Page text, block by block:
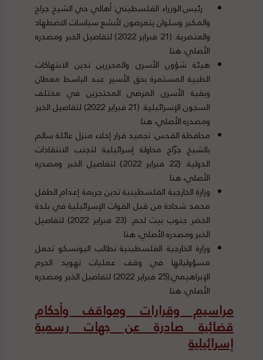
رئيس الوزراء الفلسطيني: أهالي حي الشيخ جراح
والمكبر وسلوان يتعرضون لأبشع سياسات الاضطهاد
والعنصرية. (21 فبراير 2022) لتفاصيل الخبر ومصدره
الأصلي،هنا
هيئة شؤون الأسرى والمحررين تدين الانتهاكات
الطبية المستمرة بحق الأسير عبد الباسط معطان
وبقية الأسرى المرضى المحتجزين في مختلف
السجون الإسرائيلية. (21 فبراير 2022) لتفاصيل الخبر
ومصدره الأصلي،هنا
محافظة القدس: تجميد قرار إخلاء منزل عائلة سالم
بالشيخ جرّاح محاولة إسرائيلية لتجنب الانتقادات
الدولية. (22 فبراير 2022) لتفاصيل الخبر ومصدره
الأصلي،هنا
وزارة الخارجية الفلسطينية تدين جريمة إعدام الطفل
محمد شحادة من قبل القوات الإسرائيلية في بلدة
الخضر جنوب بيت لحم. (23 فبراير 2022) لتفاصيل
الخبر ومصدره الأصلي،هنا
وزارة الخارجية الفلسطينية تطالب اليونسكو تحمل
مسؤولياتها في وقف عمليات تهويد الحرم
الإبراهيمي.(25 فبراير 2022) لتفاصيل الخبر ومصدره
الأصلي،هنا
مراسيم وقرارات ومواقف وأحكام
قضائية صادرة عن جهات رسمية
إسرائيلية